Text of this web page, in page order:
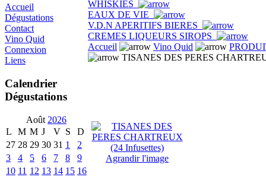
Accueil
Dégustations
Contact
Vino Quid
Connexion
Liens
Calendrier
Dégustations
Août 2026
L
M M J V S
D
27 28 29 30 31 1
2
3
4 5 6 7 8
9
10 11 12 13 14 15 16
WHISKIES
EAUX DE VIE
V.D.N APERITIFS BIERES
CREMES LIQUEURS SIROPS
Accueil
Vino Quid
TISANES DES PERES
Agrandir l'image